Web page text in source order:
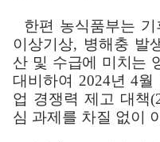
한편 농식품부는
이상기상, 병해충 발
산 및 수급에 미치는
대비하여 2024년 4월
업 경쟁력 제고 대책
심 과제를 차질 없이